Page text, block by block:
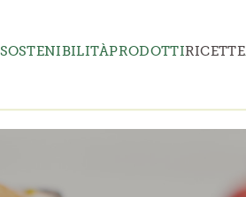
SOSTENIBILITÀPRODOTTIRICETTE